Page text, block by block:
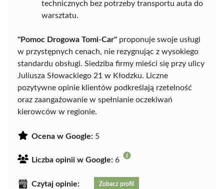
technicznych bez potrzeby transportu auta do
warsztatu.
"Pomoc Drogowa Tomi-Car" proponuje swoje usługi
w przystępnych cenach, nie rezygnując z wysokiego
standardu obsługi. Siedziba firmy mieści się przy ulicy
Juliusza Słowackiego 21 w Kłodzku. Liczne
pozytywne opinie klientów podkreślają rzetelność
oraz zaangażowanie w spełnianie oczekiwań
kierowców w regionie.
Ocena w Google: 5
Liczba opinii w Google: 6
Czytaj opinie: Zobacz profil